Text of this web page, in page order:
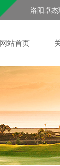
洛阳卓杰
网站首页